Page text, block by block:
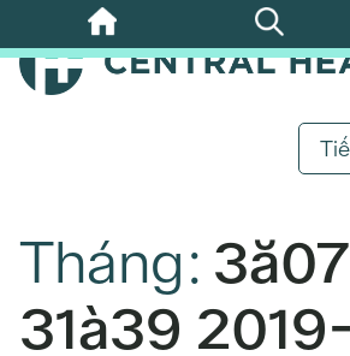
qua
nội
Tháng: 3ă07
31à39